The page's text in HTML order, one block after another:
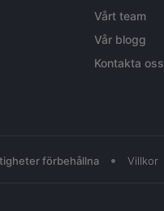
Vårt team
Vår blogg
Kontakta oss
förbehållna • Villkor